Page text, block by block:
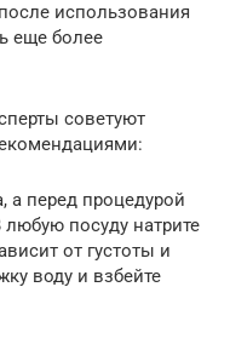
использования
еще более
советуют
перед процедурой
посуду натрите
от густоты и
воду и взбейте